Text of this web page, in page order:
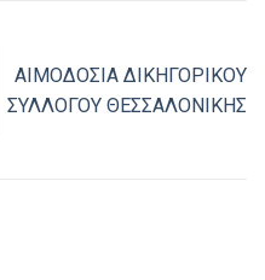
ΑΙΜΟΔΟΣΙΑ ΔΙΚΗΓΟΡΙΚΟΥ
ΣΥΛΛΟΓΟΥ ΘΕΣΣΑΛΟΝΙΚΗΣ